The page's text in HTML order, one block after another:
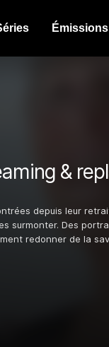
&
depuis leur
surmonter. Des
redonner de la